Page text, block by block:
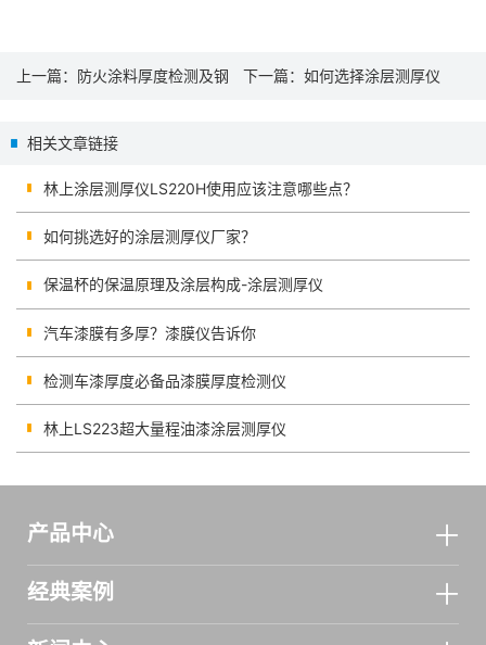
上一篇： 防火涂料厚度检测及钢 下一篇： 如何选择涂层测厚仪
相关文章链接
林上涂层测厚仪LS220H使用应该注意哪些点？
如何挑选好的涂层测厚仪厂家？
保温杯的保温原理及涂层构成-涂层测厚仪
汽车漆膜有多厚？漆膜仪告诉你
检测车漆厚度必备品漆膜厚度检测仪
林上LS223超大量程油漆涂层测厚仪
产品中心
经典案例